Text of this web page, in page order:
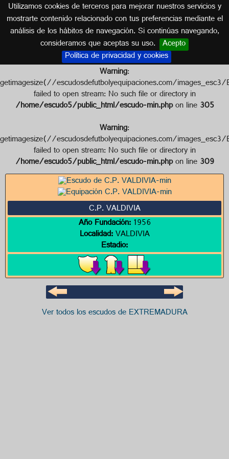
Utilizamos cookies de terceros para mejorar nuestros servicios y
mostrarte contenido relacionado con tus preferencias mediante el
análisis de los hábitos de navegación. Si continúas navegando,
consideramos que aceptas su uso. Acepto
Política de privacidad y cookies
Escudo de C.P. VALDIVIA
EXTREMADURA
Warning:
getimagesize(//escudosdefutbolyequipaciones.com/
failed to open stream: No such file or directory in
/home/escudo5/public_html/escudo-min.phpon line305
Warning:
getimagesize(//escudosdefutbolyequipaciones.com/
failed to open stream: No such file or directory in
/home/escudo5/public_html/escudo-min.phpon line309
C.P. VALDIVIA
Año Fundación:1956
Localidad:VALDIVIA
Estadio:
Ver todos los escudos de EXTREMADURA